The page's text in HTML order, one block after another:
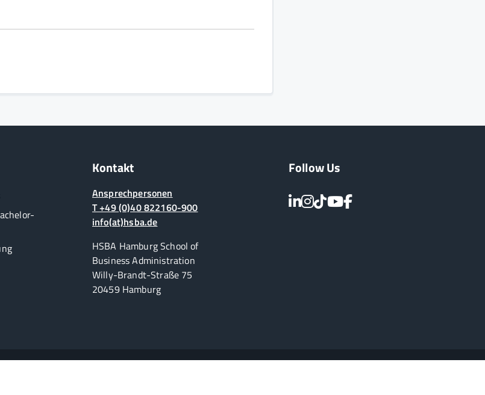
Kontakt
Ansprechpersonen
T +49 (0)40 822160-900
info(at)hsba.de
HSBA Hamburg School of
Business Administration
Willy-Brandt-Straße 75
20459 Hamburg
Follow Us